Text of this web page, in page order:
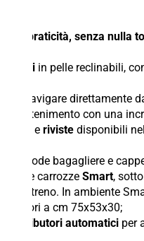
e praticità, senza nulla
sedili in pelle reclinabili,
per navigare direttamente
con una
e riviste disponibili
comode bagagliere e
nelle carrozze Smart,
del treno. In ambiente
a cm 75x53x30;
distributori automatici per